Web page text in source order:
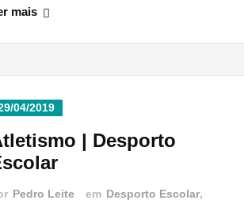
mais
04/2019
| Desporto
Pedro Leite em Desporto Escolar,